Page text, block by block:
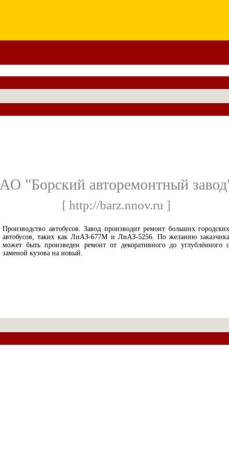
АО "Борский авторемонтный
[ http://barz.nnov.ru ]
Производство автобусов. Завод производит ремонт больших городских
автобусов, таких как ЛиАЗ-677М и ЛиАЗ-5256. По желанию заказчика
может быть произведен ремонт от декоративного до углублённого с
заменой кузова на новый.